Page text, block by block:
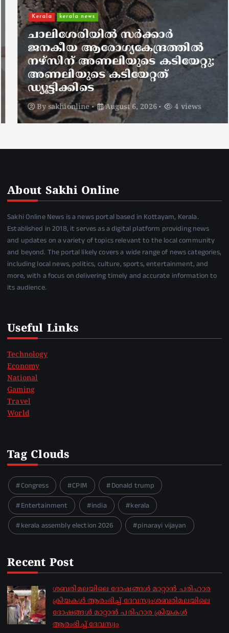
Kerala kerala news
ചാലിശേരിയില്‍ സര്‍ക്കാര്‍
ജനകീയ ആരോഗ്യകേന്ദ്രത്തില്‍
നഴ്സിന് അണലിയുടെ കടിയേറ്റു;
അണലിയുടെ കടിയേറ്റത്
ഡ്യൂട്ടിക്കിടെ
Bysakhionline August 6, 2026 4 views
About Sakhi Online
Sakhi Online News is a news portal based in Kottayam, Kerala.
Established in 2018, it serves as a digital platform providing news
and updates on a variety of topics relevant to the local community
and beyond. The portal likely covers a wide range of news categories,
including local news, politics, culture, sports, entertainment, and
more, with a focus on delivering timely and accurate information to
its audience.
Useful Links
Technology
Economy
National
Gaming
Travel
World
Tag Clouds
Congress CPIM
Donald trump
Entertainment
india
kerala
kerala assembly election 2026
pinarayi vijayan
Recent Post
ശബരിമലയിലെ ദോഷങ്ങൾ മാറ്റാൻ പരിഹാര
ക്രിയകൾ ആരംഭിച്ച് ദേവസ്വംശബരിമലയിലെ
ദോഷങ്ങൾ മാറ്റാൻ പരിഹാര ക്രിയകൾ
ആരംഭിച്ച് ദേവസ്വം